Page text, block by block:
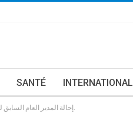
SANTÉ INTERNATIONAL
إحالة المدير العام السابق لمركز الأعمال الجامعية سيتور اندور إلى السجن احتياطيا بتهمة اغتصاب فتاة دون العشرين من عمرها.